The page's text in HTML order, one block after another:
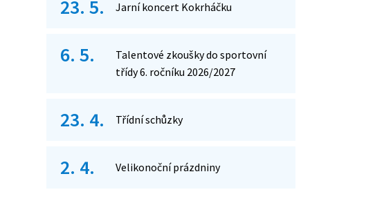
23. 5. Jarní koncert Kokrháčku
6. 5.
Talentové zkoušky do sportovní
třídy 6. ročníku 2026/2027
23. 4. Třídní schůzky
2. 4. Velikonoční prázdniny